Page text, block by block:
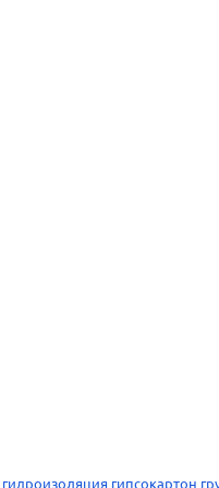
гидроизоляция гипсокартон